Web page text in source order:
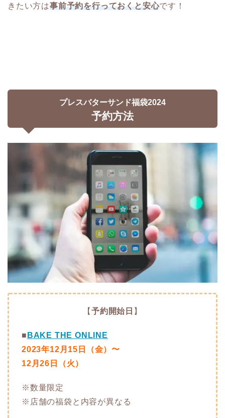
きたい方は事前予約を行っておくと安心です！
プレスバターサンド福袋2024
予約方法
【 予約開始日 】
■ BAKE THE ONLINE
2023年12月15日（金）〜
12月26日（火）
※数量限定
※店舗の福袋と内容が異なる